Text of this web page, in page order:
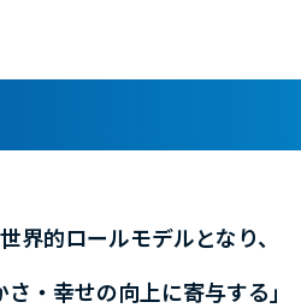
界的ロールモデルとなり、
・幸せの向上に寄与する」